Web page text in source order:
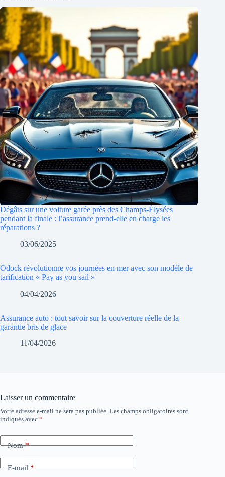
Dégâts sur une voiture garée près des Champs-Élysées
pendant la finale : l’assurance prend-elle en charge les
réparations ?
03/06/2025
Odock révolutionne vos journées en mer avec son modèle de
tarification « Pay as you sail »
04/04/2026
Assurance auto : tout savoir sur la couverture réelle de la
garantie bris de glace
11/04/2026
Laisser un commentaire
Votre adresse e-mail ne sera pas publiée. Les champs obligatoires sont
indiqués avec *
Nom*
E-mail*